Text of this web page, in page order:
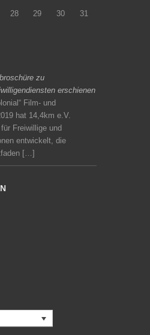
28 29 30
31
zu
erschienen
Film- und
hat 14,4km e.V.
Freiwillige und
entwickelt, die
[…]